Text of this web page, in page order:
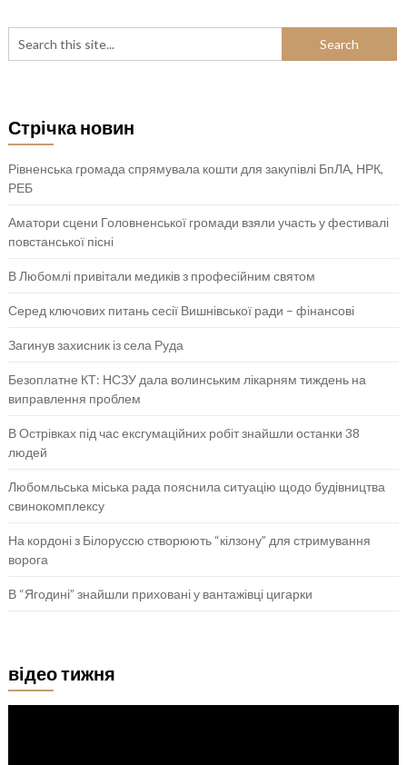
Стрічка новин
Рівненська громада спрямувала кошти для закупівлі БпЛА, НРК,
РЕБ
Аматори сцени Головненської громади взяли участь у фестивалі
повстанської пісні
В Любомлі привітали медиків з професійним святом
Серед ключових питань сесії Вишнівської ради – фінансові
Загинув захисник із села Руда
Безоплатне КТ: НСЗУ дала волинським лікарням тиждень на
виправлення проблем
В Острівках під час ексгумаційних робіт знайшли останки 38
людей
Любомльська міська рада пояснила ситуацію щодо будівництва
свинокомплексу
На кордоні з Білоруссю створюють “кілзону” для стримування
ворога
В “Ягодині” знайшли приховані у вантажівці цигарки
відео тижня